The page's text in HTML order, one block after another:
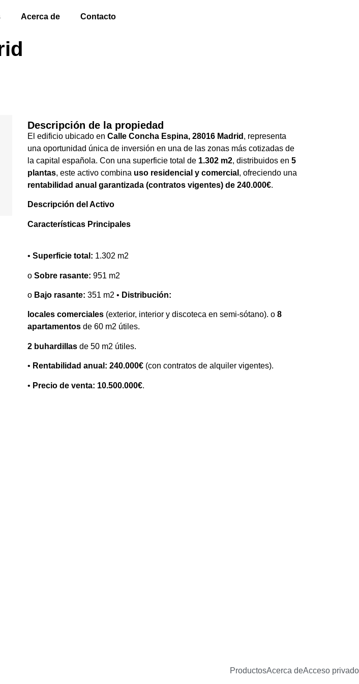
Acerca de Contacto
Descripción de la propiedad
El edificio ubicado en Calle Concha Espina, 28016 Madrid , representa
una oportunidad única de inversión en una de las zonas más cotizadas de
la capital española. Con una superficie total de 1.302 m2, distribuidos en 5
plantas, este activo combina uso residencial y comercial , ofreciendo una
rentabilidad anual garantizada (contratos vigentes) de 240.000€.
Descripción del Activo
Características Principales
• Superficie total: 1.302 m2
o Sobre rasante: 951 m2
o Bajo rasante: 351 m2 • Distribución:
locales comerciales (exterior, interior y discoteca en semi-sótano). o 8
apartamentos de 60 m2 útiles.
2 buhardillas de 50 m2 útiles.
• Rentabilidad anual: 240.000€ (con contratos de alquiler vigentes).
• Precio de venta: 10.500.000€.
ProductosAcerca deAcceso privado